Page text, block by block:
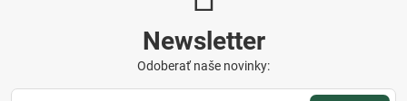
Newsletter
Odoberať naše novinky: